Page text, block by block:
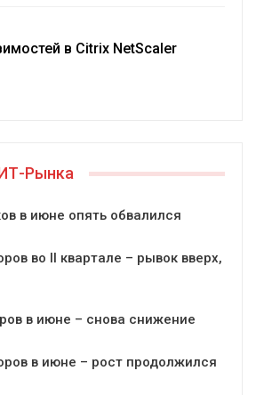
в Citrix NetScaler
Рынка
в июне опять обвалился
во II квартале – рывок вверх,
в июне – снова снижение
в июне – рост продолжился